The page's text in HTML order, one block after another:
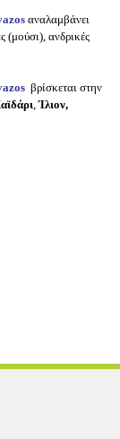
αναλαμβάνει
(μούσι), ανδρικές
βρίσκεται στην
,Ίλιον,